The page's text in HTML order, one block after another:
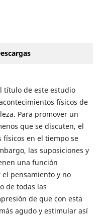
título de este estudio
físicos de
Para promover un
que se discuten, el
físicos en el tiempo se
las suposiciones y
una función
pensamiento y no
de todas las
de que con esta
agudo y estimular así